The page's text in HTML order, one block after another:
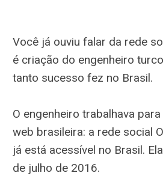
Você já ouviu falar da rede
é criação do engenheiro
tanto sucesso fez no Brasil.
O engenheiro trabalhava
web brasileira: a rede social
já está acessível no Brasil.
de julho de 2016.